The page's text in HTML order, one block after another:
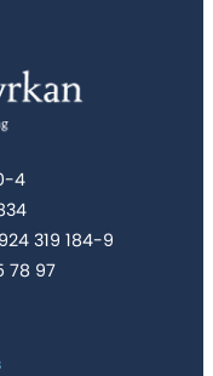
4
319 184-9
78 97